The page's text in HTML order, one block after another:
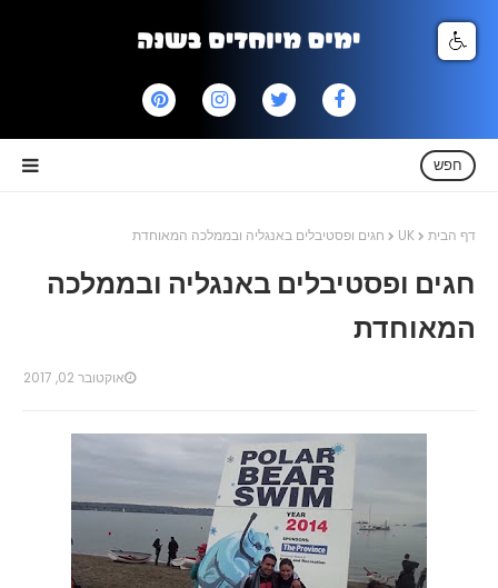
חפש
דף הבית UK חגים ופסטיבלים באנגליה ובממלכה המאוחדת
חגים ופסטיבלים באנגליה ובממלכה
המאוחדת
אוקטובר 02, 2017